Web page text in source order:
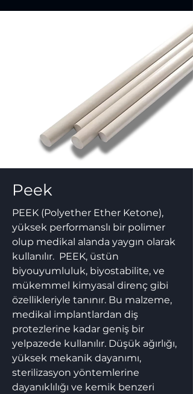
Peek
PEEK (Polyether Ether Ketone),
yüksek performanslı bir polimer
olup medikal alanda yaygın olarak
kullanılır. PEEK, üstün
biyouyumluluk, biyostabilite, ve
mükemmel kimyasal direnç gibi
özellikleriyle tanınır. Bu malzeme,
medikal implantlardan diş
protezlerine kadar geniş bir
yelpazede kullanılır. Düşük ağırlığı,
yüksek mekanik dayanımı,
sterilizasyon yöntemlerine
dayanıklılığı ve kemik benzeri